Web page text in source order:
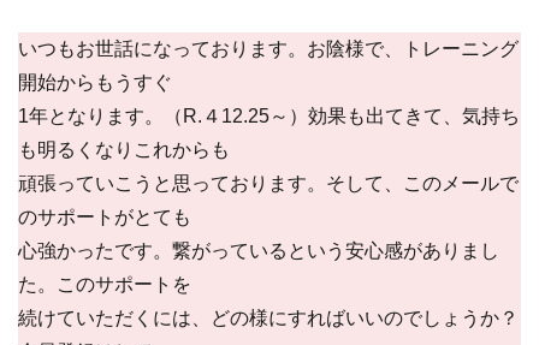
いつもお世話になっております。お陰様で、トレーニング
開始からもうすぐ
1年となります。（R.４12.25～）効果も出てきて、気持ち
も明るくなりこれからも
頑張っていこうと思っております。そして、このメールで
のサポートがとても
心強かったです。繋がっているという安心感がありまし
た。このサポートを
続けていただくには、どの様にすればいいのでしょうか？